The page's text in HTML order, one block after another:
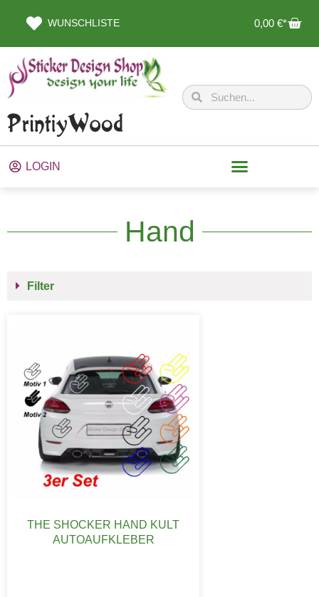
WUNSCHLISTE 0,00 €
LOGIN
Hand
Filter
THE SHOCKER HAND KULT
AUTOAUFKLEBER